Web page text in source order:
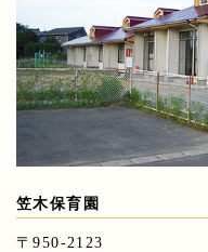
笠木保育園
〒950-2123